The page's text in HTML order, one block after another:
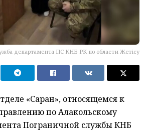
департамента ПС КНБ РК по области Жетісу
«Сарқан», относящемся к
по Алакольскому
Пограничной службы КНБ